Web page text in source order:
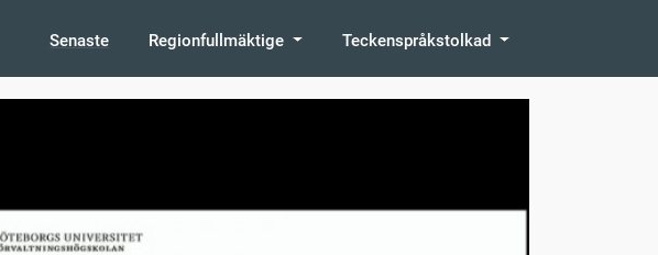
Senaste Regionfullmäktige Teckenspråkstolkad